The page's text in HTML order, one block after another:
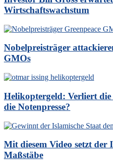
Wirtschaftswachstum
Nobelpreisträger
GMOs
Helikoptergeld: Verliert
die Notenpresse?
Mit diesem Video setzt der
Maßstäbe